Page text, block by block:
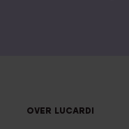
OVER LUCARDI